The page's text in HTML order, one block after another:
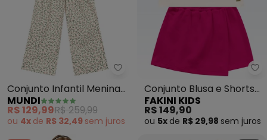
Mundi - Conjunto Infantil
Conjunto Infantil Menina
Floral (Natural)
MUNDI
R$ 129,99R$ 259,99
ou 4x de R$ 32,49 sem juros
Conjunto Blusa e Shorts
Saia (Bege)
FAKINI KIDS
R$ 149,90
ou 5x de R$ 29,98 sem juros